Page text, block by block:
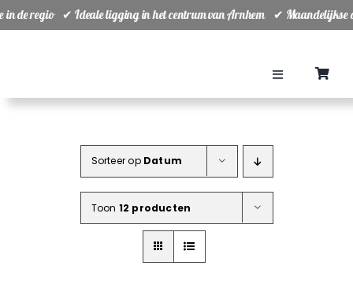
Ga
naar
in de regio ✔ Ideale ligging in het centrum van Arnhem ✔ Maandelijkse
Toggle
Navigation
Sorteer op Datum
Toon 12 producten